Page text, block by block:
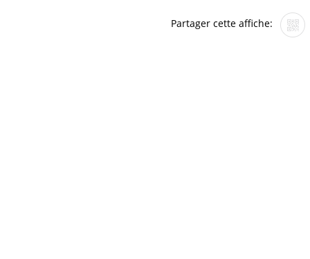
Partager cette affiche: